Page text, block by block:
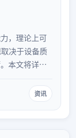
，理论上可
决于设备质
本文将详细
资讯